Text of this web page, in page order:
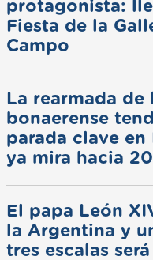
protagonista:
Fiesta de la
Campo
La rearmada de
bonaerense
parada clave en
ya mira hacia
El papa León
la Argentina y
tres escalas